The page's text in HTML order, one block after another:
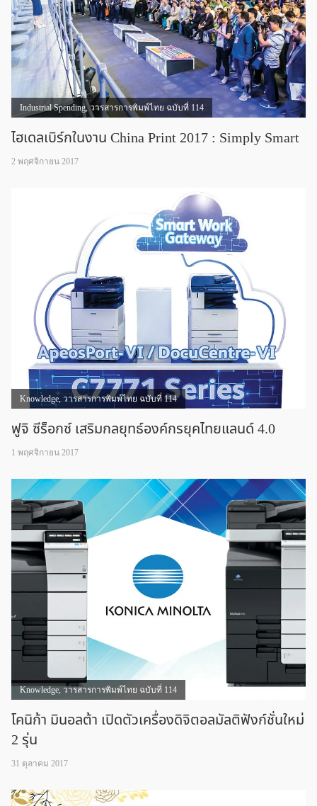
Industrial Spending,วารสารการพิมพ์ไทย ฉบับที่ 114
ไฮเดลเบิร์กในงาน China Print 2017 : Simply Smart
2 พฤศจิกายน 2017
Knowledge วารสารการพิมพ์ไทย ฉบับที่ 114
ฟูจิ ซีร็อกซ์ เสริมกลยุทธ์องค์กรยุคไทยแลนด์ 4.0
1 พฤศจิกายน 2017
Knowledge,วารสารการพิมพ์ไทย ฉบับที่ 114
โคนิก้า มินอลต้า เปิดตัวเครื่องดิจิตอลมัลติฟังก์ชั่นใหม่
2 รุ่น
31 ตุลาคม 2017